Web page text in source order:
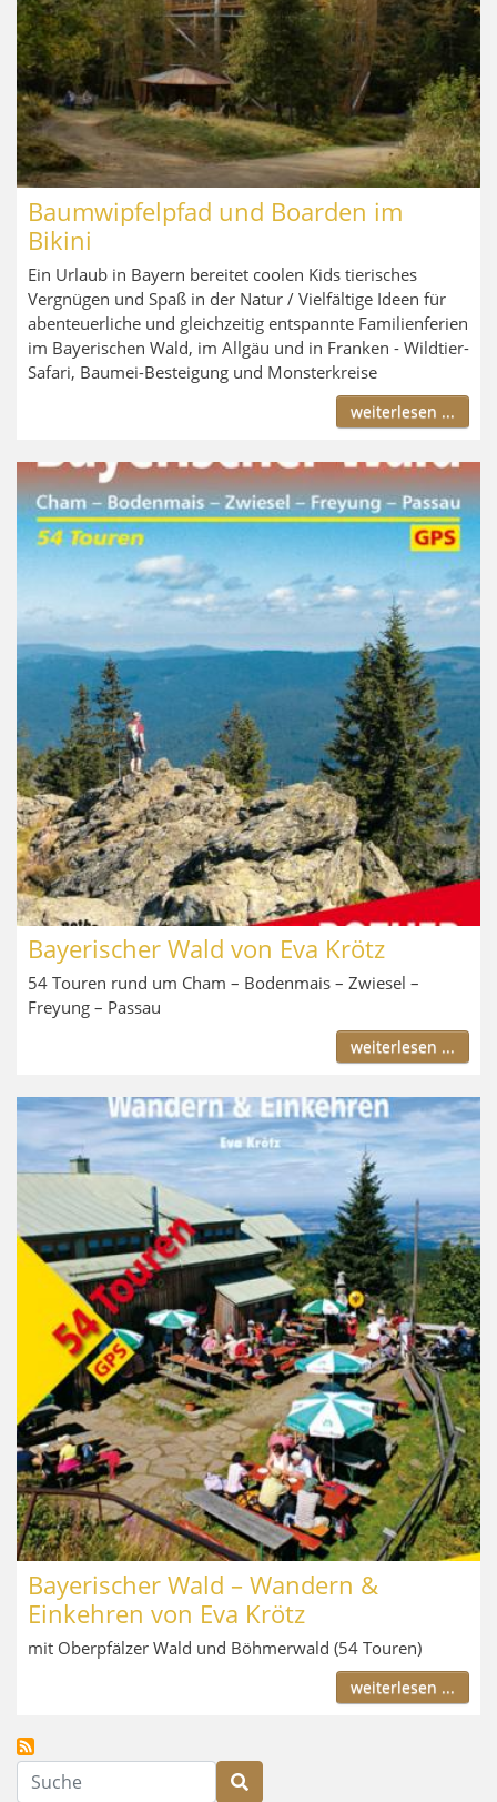
Baumwipfelpfad und Boarden im
Bikini
Ein Urlaub in Bayern bereitet coolen Kids tierisches
Vergnügen und Spaß in der Natur / Vielfältige Ideen für
abenteuerliche und gleichzeitig entspannte Familienferien
im Bayerischen Wald, im Allgäu und in Franken - Wildtier-
Safari, Baumei-Besteigung und Monsterkreise
weiterlesen ...
Bayerischer Wald von Eva Krötz
54 Touren rund um Cham – Bodenmais – Zwiesel –
Freyung – Passau
weiterlesen ...
Bayerischer Wald – Wandern &
Einkehren von Eva Krötz
mit Oberpfälzer Wald und Böhmerwald (54 Touren)
weiterlesen ...
Suche